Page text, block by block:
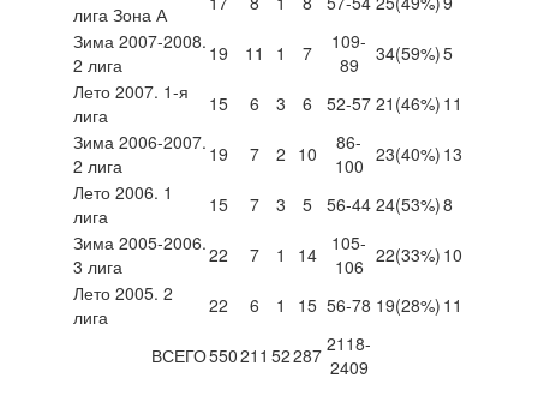
лига Зона А
Зима 2007-2008.
2 лига
19 11 1 7
109-
89
34(59%)5
Лето 2007. 1-я
лига
15 6 3 6 52-57 21 (46%) 11
Зима 2006-2007.
2 лига
19 7 2 10
86-
100 23(40%) 13
Лето 2006. 1
лига
15 7 3 5 56-44 24(53%)8
Зима 2005-2006.
3 лига
22 7 1 14
105-
106 22(33%) 10
Лето 2005. 2
лига
22 6 1 15 56-78 19(28%) 11
ВСЕГО550211 52287 2118-
2409